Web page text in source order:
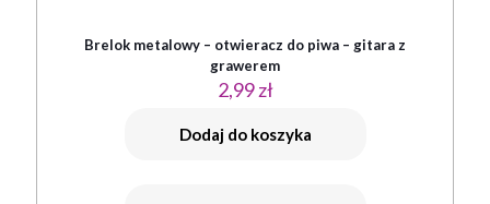
Brelok metalowy – otwieracz do piwa – gitara z
grawerem
2,99zł
Dodaj do koszyka